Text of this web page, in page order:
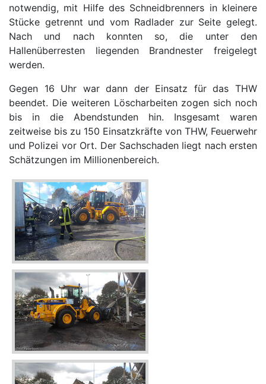
notwendig, mit Hilfe des Schneidbrenners in kleinere
Stücke getrennt und vom Radlader zur Seite gelegt.
Nach und nach konnten so, die unter den
Hallenüberresten liegenden Brandnester freigelegt
werden.
Gegen 16 Uhr war dann der Einsatz für das THW
beendet. Die weiteren Löscharbeiten zogen sich noch
bis in die Abendstunden hin. Insgesamt waren
zeitweise bis zu 150 Einsatzkräfte von THW, Feuerwehr
und Polizei vor Ort. Der Sachschaden liegt nach ersten
Schätzungen im Millionenbereich.